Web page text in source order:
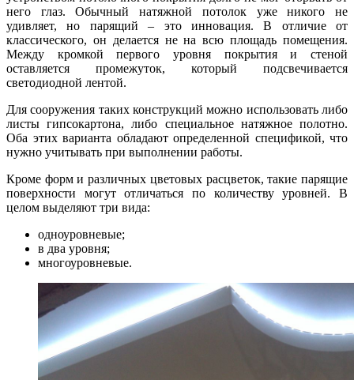
него глаз. Обычный натяжной потолок уже никого не
удивляет, но парящий – это инновация. В отличие от
классического, он делается не на всю площадь помещения.
Между кромкой первого уровня покрытия и стеной
оставляется промежуток, который подсвечивается
светодиодной лентой.
Для сооружения таких конструкций можно использовать либо
листы гипсокартона, либо специальное натяжное полотно.
Оба этих варианта обладают определенной спецификой, что
нужно учитывать при выполнении работы.
Кроме форм и различных цветовых расцветок, такие парящие
поверхности могут отличаться по количеству уровней. В
целом выделяют три вида:
одноуровневые;
в два уровня;
многоуровневые.